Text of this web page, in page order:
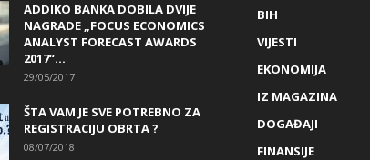
ADDIKO BANKA DOBILA DVIJE
NAGRADE „FOCUS ECONOMICS
ANALYST FORECAST AWARDS
2017“...
29/05/2017
ŠTA VAM JE SVE POTREBNO ZA
REGISTRACIJU OBRTA ?
08/07/2018
BIH
VIJESTI
EKONOMIJA
IZ MAGAZINA
DOGAĐAJI
FINANSIJE